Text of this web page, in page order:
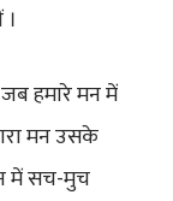
हमारे मन में
मन उसके
में सच-मुच